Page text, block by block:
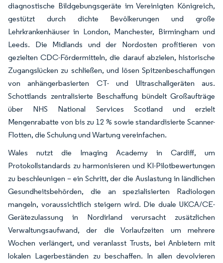
diagnostische Bildgebungsgeräte im Vereinigten Königreich,
gestützt durch dichte Bevölkerungen und große
Lehrkrankenhäuser in London, Manchester, Birmingham und
Leeds. Die Midlands und der Nordosten profitieren von
gezielten CDC-Fördermitteln, die darauf abzielen, historische
Zugangslücken zu schließen, und lösen Spitzenbeschaffungen
von anhängerbasierten CT- und Ultraschallgeräten aus.
Schottlands zentralisierte Beschaffung bündelt Großaufträge
über NHS National Services Scotland und erzielt
Mengenrabatte von bis zu 12 % sowie standardisierte Scanner-
Flotten, die Schulung und Wartung vereinfachen.
Wales nutzt die Imaging Academy in Cardiff, um
Protokollstandards zu harmonisieren und KI-Pilotbewertungen
zu beschleunigen – ein Schritt, der die Auslastung in ländlichen
Gesundheitsbehörden, die an spezialisierten Radiologen
mangeln, voraussichtlich steigern wird. Die duale UKCA/CE-
Gerätezulassung in Nordirland verursacht zusätzlichen
Verwaltungsaufwand, der die Vorlaufzeiten um mehrere
Wochen verlängert, und veranlasst Trusts, bei Anbietern mit
lokalen Lagerbeständen zu beschaffen. In allen devolvieren